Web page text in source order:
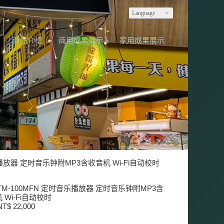
Language
商品介绍 商用成果展示 家用成果展示
器 定时音乐钟附MP3含收音机 Wi-Fi自动校时
100MFN 定时音乐播放器 定时音乐钟附MP3含
Wi-Fi自动校时
22,000